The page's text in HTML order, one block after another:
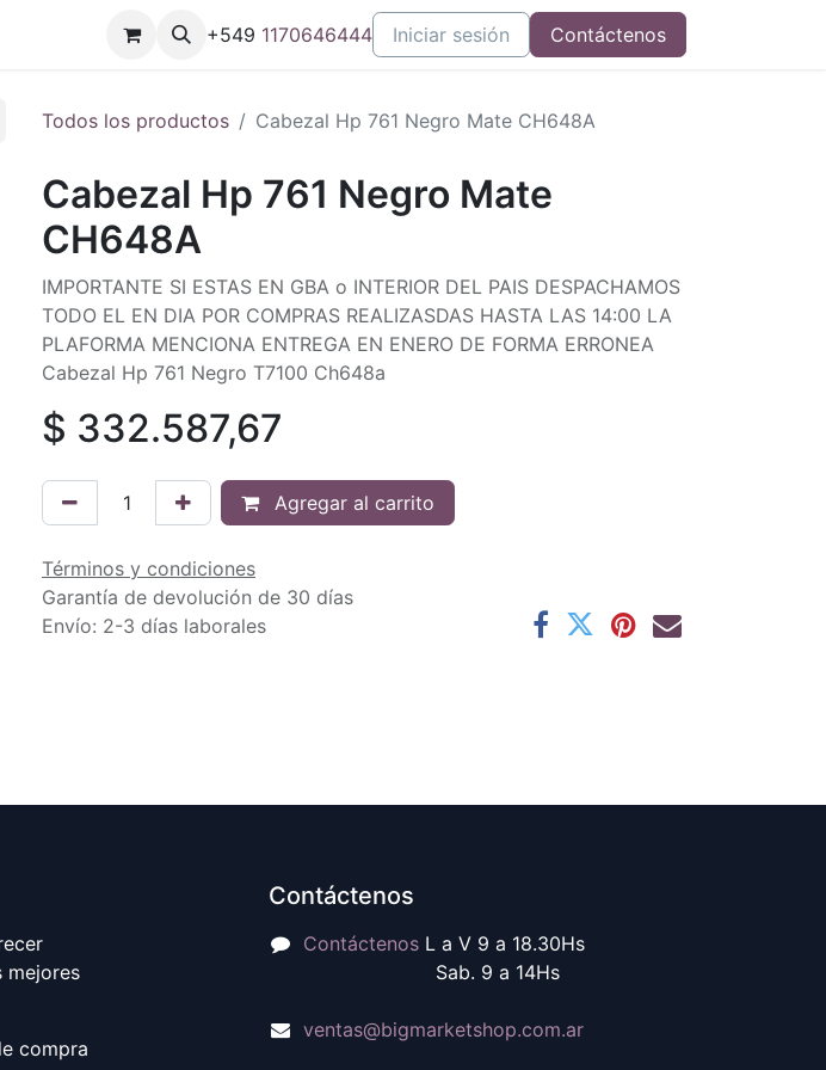
+549 1170646444 Iniciar sesión Contáctenos
Todos los productos Cabezal Hp 761 Negro Mate CH648A
Cabezal Hp 761 Negro Mate
CH648A
IMPORTANTE SI ESTAS EN GBA o INTERIOR DEL PAIS DESPACHAMOS
TODO EL EN DIA POR COMPRAS REALIZASDAS HASTA LAS 14:00 LA
PLAFORMA MENCIONA ENTREGA EN ENERO DE FORMA ERRONEA
Cabezal Hp 761 Negro T7100 Ch648a
$ 332.587,67
Agregar al carrito
Términos y condiciones
Garantía de devolución de 30 días
Envío: 2-3 días laborales
mejores
compra
Contáctenos
ContáctenosL a V 9 a 18.30Hs
Sab. 9 a 14Hs
ventas@bigmarketshop.com.ar